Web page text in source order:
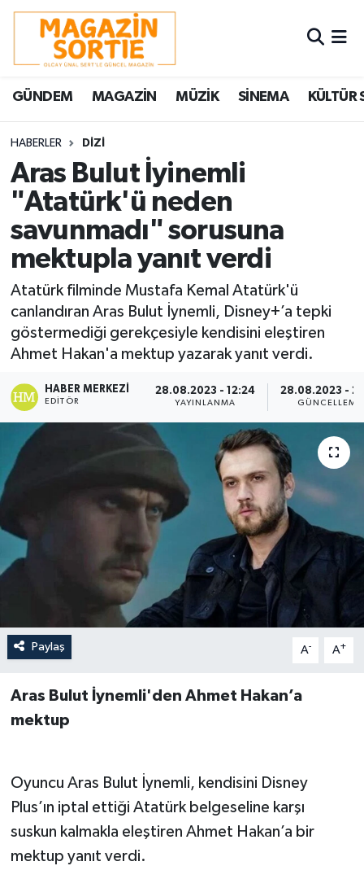
GÜNDEM MAGAZİN MÜZİK SİNEMA KÜLTÜR
HABERLER DİZİ
Aras Bulut İyinemli
"Atatürk'ü neden
savunmadı" sorusuna
mektupla yanıt verdi
Atatürk filminde Mustafa Kemal Atatürk'ü
canlandıran Aras Bulut İynemli, Disney+’a tepki
göstermediği gerekçesiyle kendisini eleştiren
Ahmet Hakan'a mektup yazarak yanıt verdi.
HABER MERKEZI
EDITÖR
28.08.2023 - 12:24
YAYINLANMA
28.08.2023 -
GÜNCELLEME
Paylaş A- A+
Aras Bulut İynemli'den Ahmet Hakan’a
mektup
Oyuncu Aras Bulut İynemli, kendisini Disney
Plus’ın iptal ettiği Atatürk belgeseline karşı
suskun kalmakla eleştiren Ahmet Hakan’a bir
mektup yanıt verdi.
Nöbetçi Eczaneler
Hava Durumu
Trafik Durumu
Süper Lig Puan Durumu ve Fikstür
Tüm Manşetler
Son Dakika Haberleri
Haber Arşivi